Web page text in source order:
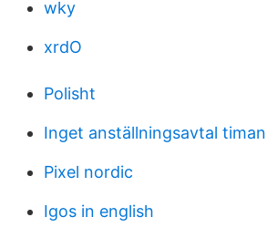
wky
xrdO
Polisht
Inget anställningsavtal
Pixel nordic
Igos in english